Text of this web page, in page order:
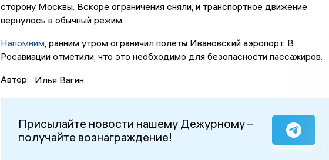
сторону Москвы. Вскоре ограничения сняли, и транспортное движение
вернулось в обычный режим.
Напомним, ранним утром ограничил полеты Ивановский аэропорт. В
Росавиации отметили, что это необходимо для безопасности пассажиров.
Автор: Илья Вагин
Присылайте новости нашему Дежурному –
получайте вознаграждение!